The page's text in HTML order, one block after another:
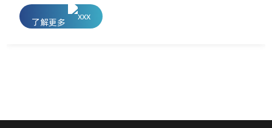
了解更多